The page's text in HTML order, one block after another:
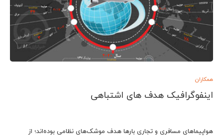
همکاران
اینفوگرافیک هدف های اشتباهی
هواپیماهای مسافری و تجاری بارها هدف موشک‌های نظامی بوده‌اند؛ از